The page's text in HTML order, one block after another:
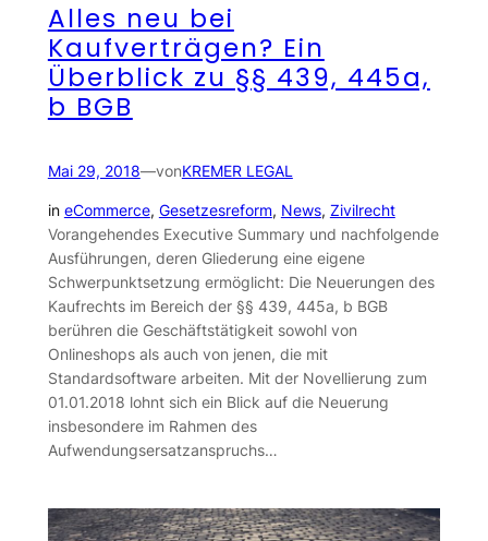
Alles neu bei
Kaufverträgen? Ein
Überblick zu §§ 439, 445a,
b BGB
Mai 29, 2018—vonKREMER LEGAL
in eCommerce, Gesetzesreform, News, Zivilrecht
Vorangehendes Executive Summary und nachfolgende
Ausführungen, deren Gliederung eine eigene
Schwerpunktsetzung ermöglicht: Die Neuerungen des
Kaufrechts im Bereich der §§ 439, 445a, b BGB
berühren die Geschäftstätigkeit sowohl von
Onlineshops als auch von jenen, die mit
Standardsoftware arbeiten. Mit der Novellierung zum
01.01.2018 lohnt sich ein Blick auf die Neuerung
insbesondere im Rahmen des
Aufwendungsersatzanspruchs…